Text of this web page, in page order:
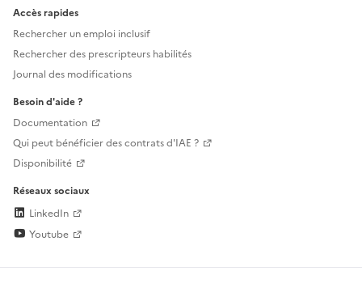
Accès rapides
Rechercher un emploi inclusif
Rechercher des prescripteurs habilités
Journal des modifications
Besoin d'aide ?
Documentation
Qui peut bénéficier des contrats d'IAE ?
Disponibilité
Réseaux sociaux
LinkedIn
Youtube